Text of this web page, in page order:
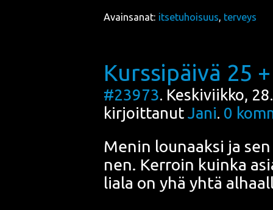
Avainsanat: itsetuhoisuus, terveys
Kurssipäivä 25
#23973. Keskiviikko,
kirjoittanut Jani. 0
Menin lou­naak­si ja
nen. Ker­roin kuin­ka
lia­la on yhä yhtä